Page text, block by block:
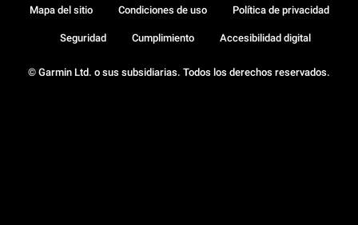
© Garmin Ltd. o sus subsidiarias. Todos los derechos reservados.
Mapa del sitio Condiciones de uso Política de privacidad
Seguridad Cumplimiento Accesibilidad digital